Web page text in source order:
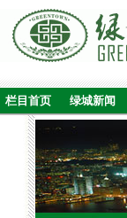
栏目首页 绿城新闻